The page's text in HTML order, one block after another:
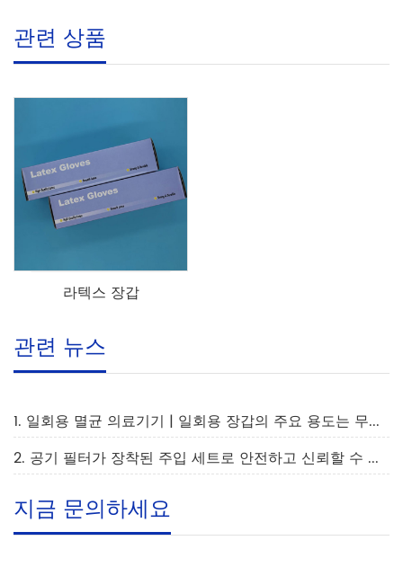
관련 상품
라텍스 장갑
관련 뉴스
1. 일회용 멸균 의료기기 | 일회용 장갑의 주요 용도는 무엇인가요?
2. 공기 필터가 장착된 주입 세트로 안전하고 신뢰할 수 있는 약물 투여를 보장합니다.
지금 문의하세요